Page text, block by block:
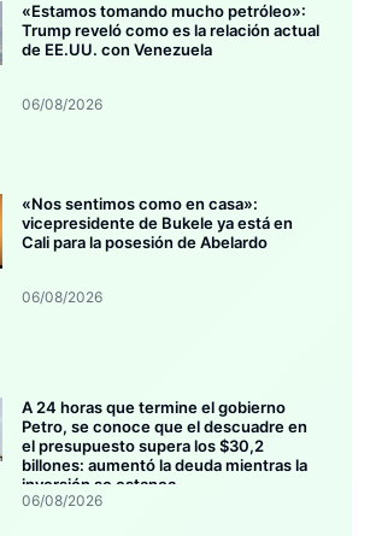
«Estamos tomando mucho petróleo»:
Trump reveló como es la relación actual
de EE.UU. con Venezuela
06/08/2026
«Nos sentimos como en casa»:
vicepresidente de Bukele ya está en
Cali para la posesión de Abelardo
06/08/2026
A 24 horas que termine el gobierno
Petro, se conoce que el descuadre en
el presupuesto supera los $30,2
billones: aumentó la deuda mientras la
inversión se estanca
06/08/2026